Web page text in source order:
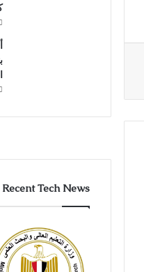
Recent Tech News